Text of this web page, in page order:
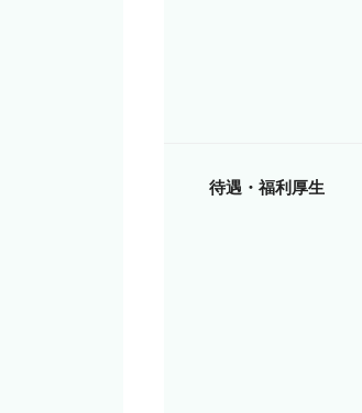
待遇・福利厚生